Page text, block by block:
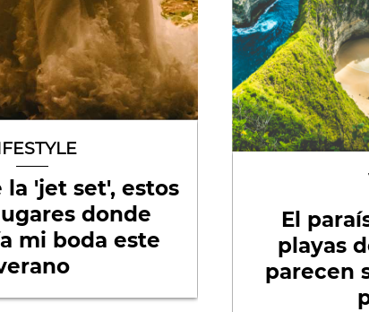
la 'jet set', estos
donde
mi boda este
El
playas
parecen